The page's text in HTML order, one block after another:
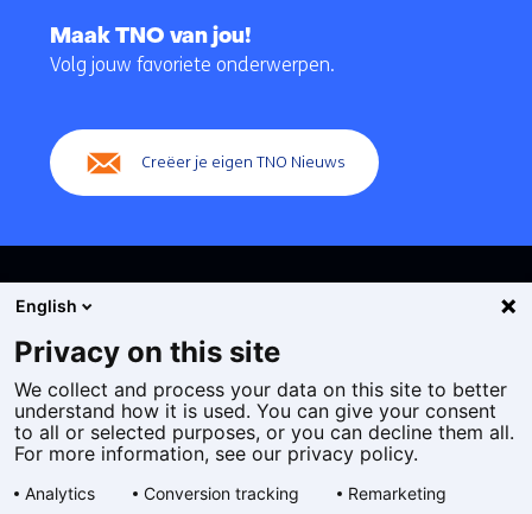
navigatie
Maak TNO van jou!
Volg jouw favoriete onderwerpen.
Creëer je eigen TNO Nieuws
Cookies
Privacy statement
Toegankelijkheid
Algemene voorwaarden
English
Privacy on this site
We collect and process your data on this site to better
understand how it is used. You can give your consent
to all or selected purposes, or you can decline them all.
For more information, see our privacy policy.
Analytics Conversion tracking Remarketing